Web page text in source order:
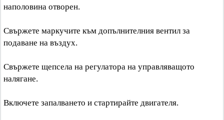
наполовина отворен.
Свържете маркучите към допълнителния вентил за
подаване на въздух.
Свържете щепсела на регулатора на управляващото
налягане.
Включете запалването и стартирайте двигателя.